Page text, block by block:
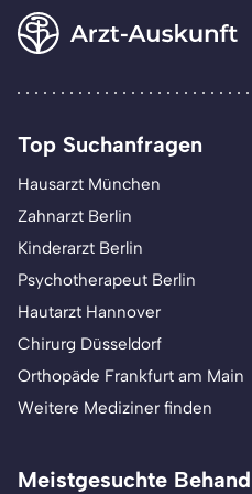
Top Suchanfragen
Hausarzt München
Zahnarzt Berlin
Kinderarzt Berlin
Psychotherapeut Berlin
Hautarzt Hannover
Chirurg Düsseldorf
Orthopäde Frankfurt am Main
Weitere Mediziner finden
Meistgesuchte